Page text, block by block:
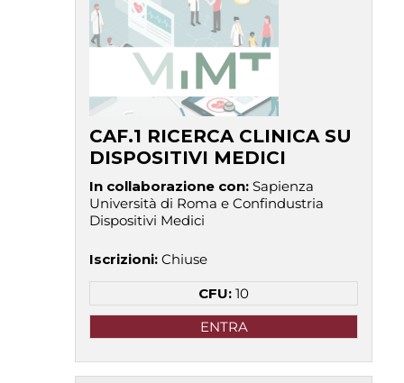
CAF.1 RICERCA CLINICA SU
DISPOSITIVI MEDICI
In collaborazione con: Sapienza
Università di Roma e Confindustria
Dispositivi Medici
Iscrizioni: Chiuse
CFU: 10
ENTRA